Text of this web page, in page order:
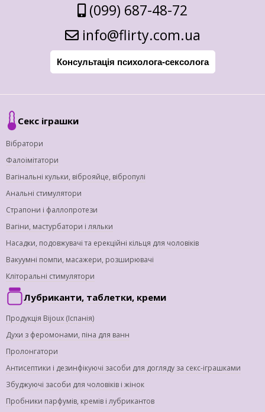
(099) 687-48-72
info@flirty.com.ua
Консультація психолога-сексолога
Секс іграшки
Вібратори
Фалоімітатори
Вагінальні кульки, віброяйце, вібропулі
Анальні стимулятори
Страпони і фаллопротези
Вагіни, мастурбатори і ляльки
Насадки, подовжувачі та ерекційні кільця для чоловіків
Вакуумні помпи, масажери, розширювачі
Кліторальні стимулятори
Лубриканти, таблетки, креми
Продукція Bijoux (Іспанія)
Духи з феромонами, піна для ванн
Пролонгатори
Антисептики і дезинфікуючі засоби для догляду за секс-іграшками
Збуджуючі засоби для чоловіків і жінок
Пробники парфумів, кремів і лубрикантов